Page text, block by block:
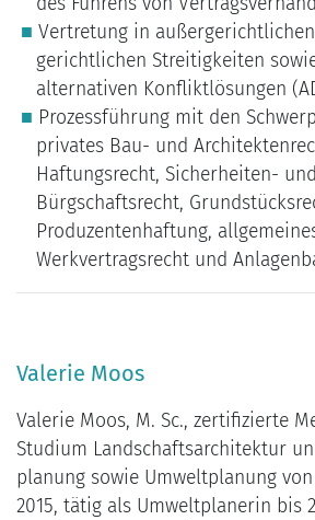
Vertretung in
gerichtlichen Streitigkeiten
alternativen Konfliktlösungen
Prozessführung mit den
privates Bau- und
Haftungsrecht, Sicherheiten- und
Bürgschaftsrecht,
Produzentenhaftung,
Werkvertragsrecht und
Valerie Moos
Valerie Moos, M. Sc., zertifizierte
Studium Landschaftsarchitektur
planung sowie Umweltplanung
2015, tätig als Umweltplanerin bis